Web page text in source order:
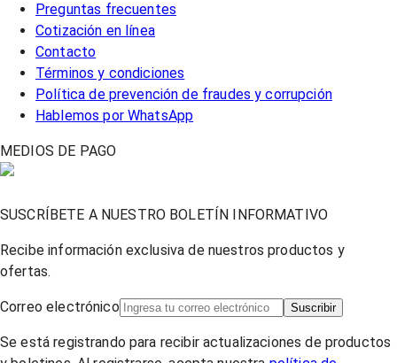
Preguntas frecuentes
Cotización en línea
Contacto
Términos y condiciones
Política de prevención de fraudes y corrupción
Hablemos por WhatsApp
MEDIOS DE PAGO
SUSCRÍBETE A NUESTRO BOLETÍN INFORMATIVO
Recibe información exclusiva de nuestros productos y
ofertas.
Correo electrónico Suscribir
Se está registrando para recibir actualizaciones de productos